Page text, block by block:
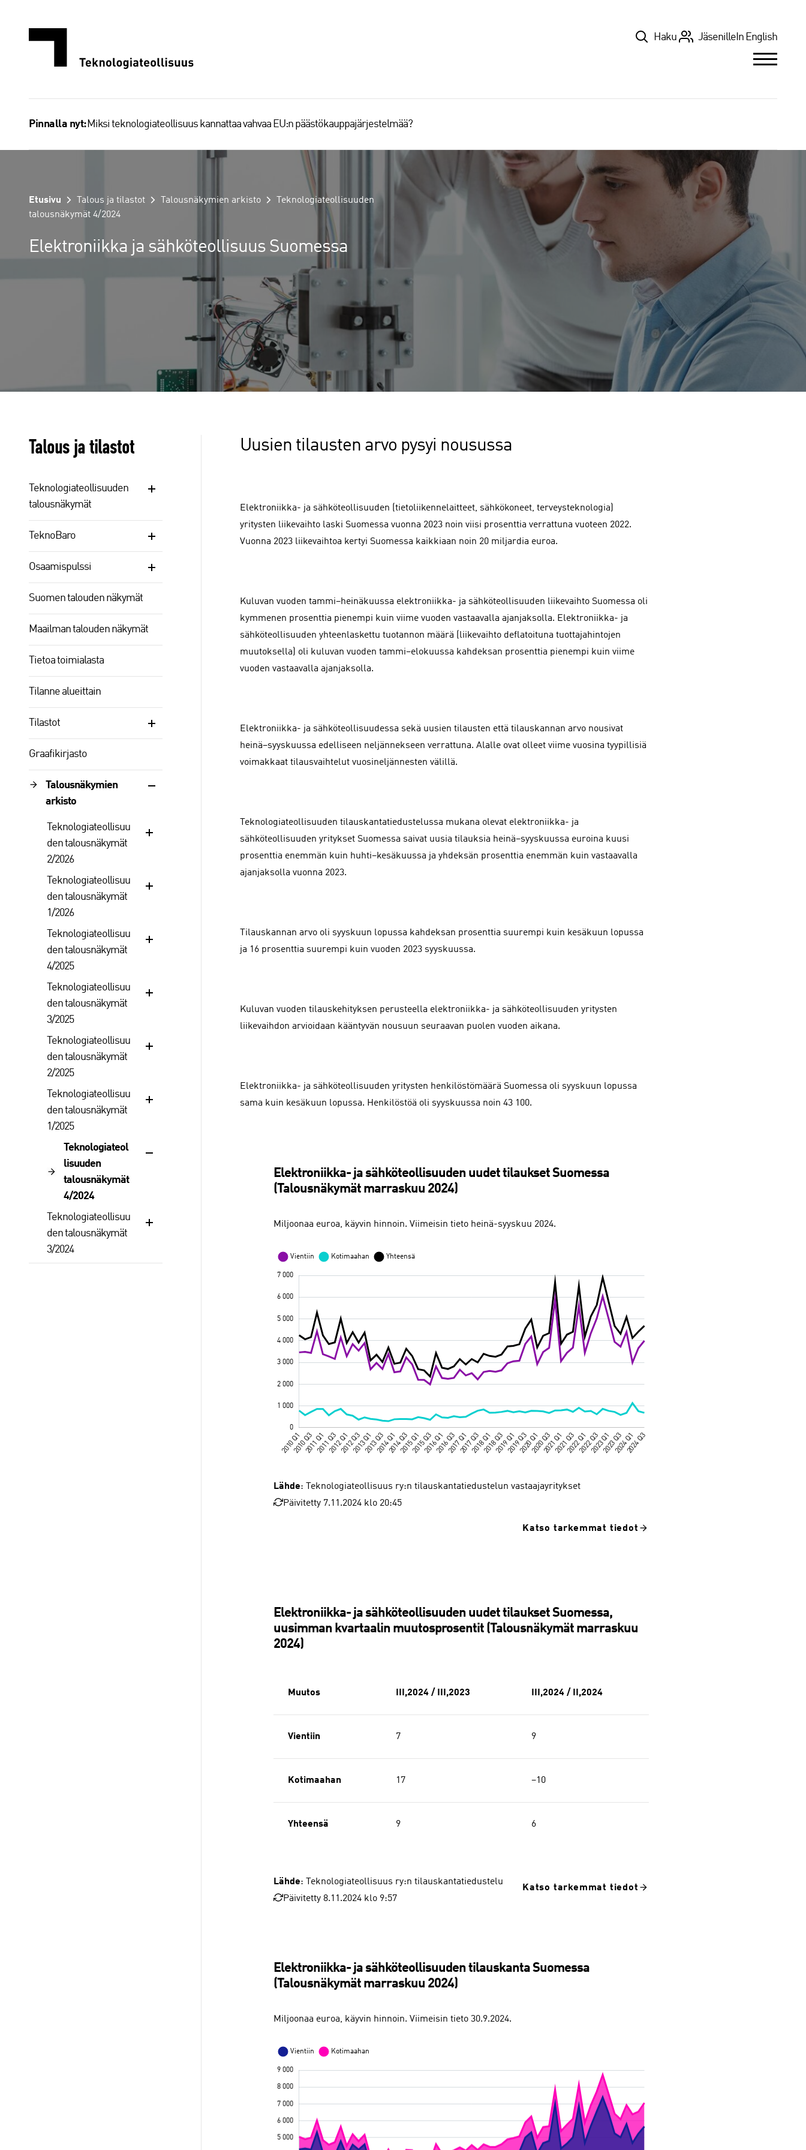
TopHaku Jäsenille In English
Pinnalla nyt: Miksi teknologiateollisuus kannattaa vahvaa EU:n päästökauppajärjestelmää?
Etusivu Talous ja tilastot Talousnäkymien arkisto
Teknologiateollisuuden
talousnäkymät 4/2024
Elektroniikka ja sähköteollisuus Suomessa
Talous ja tilastot
Teknologiateollisuuden
talousnäkymät
TeknoBaro
Osaamispulssi
Suomen talouden näkymät
Maailman talouden näkymät
Tietoa toimialasta
Tilanne alueittain
Tilastot
Graafikirjasto
Talousnäkymien
arkisto
Teknologiateollisuu
den talousnäkymät
2/2026
Teknologiateollisuu
den talousnäkymät
1/2026
Teknologiateollisuu
den talousnäkymät
4/2025
Teknologiateollisuu
den talousnäkymät
3/2025
Teknologiateollisuu
den talousnäkymät
2/2025
Teknologiateollisuu
den talousnäkymät
1/2025
Teknologiateol
lisuuden
talousnäkymät
4/2024
Teknologiateollisuu
den talousnäkymät
3/2024
Uusien tilausten arvo pysyi nousussa
Elektroniikka- ja sähköteollisuuden (tietoliikennelaitteet, sähkökoneet, terveysteknologia)
yritysten liikevaihto laski Suomessa vuonna 2023 noin viisi prosenttia verrattuna vuoteen 2022.
Vuonna 2023 liikevaihtoa kertyi Suomessa kaikkiaan noin 20 miljardia euroa.
Kuluvan vuoden tammi–heinäkuussa elektroniikka- ja sähköteollisuuden liikevaihto Suomessa oli
kymmenen prosenttia pienempi kuin viime vuoden vastaavalla ajanjaksolla. Elektroniikka- ja
sähköteollisuuden yhteenlaskettu tuotannon määrä (liikevaihto deflatoituna tuottajahintojen
muutoksella) oli kuluvan vuoden tammi–elokuussa kahdeksan prosenttia pienempi kuin viime
vuoden vastaavalla ajanjaksolla.
Elektroniikka- ja sähköteollisuudessa sekä uusien tilausten että tilauskannan arvo nousivat
heinä–syyskuussa edelliseen neljännekseen verrattuna. Alalle ovat olleet viime vuosina tyypillisiä
voimakkaat tilausvaihtelut vuosineljännesten välillä.
Teknologiateollisuuden tilauskantatiedustelussa mukana olevat elektroniikka- ja
sähköteollisuuden yritykset Suomessa saivat uusia tilauksia heinä–syyskuussa euroina kuusi
prosenttia enemmän kuin huhti–kesäkuussa ja yhdeksän prosenttia enemmän kuin vastaavalla
ajanjaksolla vuonna 2023.
Tilauskannan arvo oli syyskuun lopussa kahdeksan prosenttia suurempi kuin kesäkuun lopussa
ja 16 prosenttia suurempi kuin vuoden 2023 syyskuussa.
Kuluvan vuoden tilauskehityksen perusteella elektroniikka- ja sähköteollisuuden yritysten
liikevaihdon arvioidaan kääntyvän nousuun seuraavan puolen vuoden aikana.
Elektroniikka- ja sähköteollisuuden yritysten henkilöstömäärä Suomessa oli syyskuun lopussa
sama kuin kesäkuun lopussa. Henkilöstöä oli syyskuussa noin 43 100.
Elektroniikka- ja sähköteollisuuden uudet tilaukset Suomessa
(Talousnäkymät marraskuu 2024)
Miljoonaa euroa, käyvin hinnoin. Viimeisin tieto heinä-syyskuu 2024.
Lähde: Teknologiateollisuus ry:n tilauskantatiedustelun vastaajayritykset
Päivitetty 7.11.2024 klo 20:45
Katso tarkemmat tiedot
Elektroniikka- ja sähköteollisuuden uudet tilaukset Suomessa,
uusimman kvartaalin muutosprosentit (Talousnäkymät marraskuu
2024)
Muutos III,2024 / III,2023 III,2024 / II,2024
Vientiin 7 9
Kotimaahan 17 −10
Yhteensä 9 6
Lähde: Teknologiateollisuus ry:n tilauskantatiedustelu
Päivitetty 8.11.2024 klo 9:57
Katso tarkemmat tiedot
Elektroniikka- ja sähköteollisuuden tilauskanta Suomessa
(Talousnäkymät marraskuu 2024)
Miljoonaa euroa, käyvin hinnoin. Viimeisin tieto 30.9.2024.